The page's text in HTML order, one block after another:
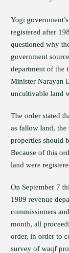
Yogi
registered after
questioned why
government
department of the
Minister Narayan
uncultivable land
The order stated
as fallow land, the
properties should
Because of this
land were
On September 7
1989 revenue
commissioners
month, all
order, in order to
survey of waqf